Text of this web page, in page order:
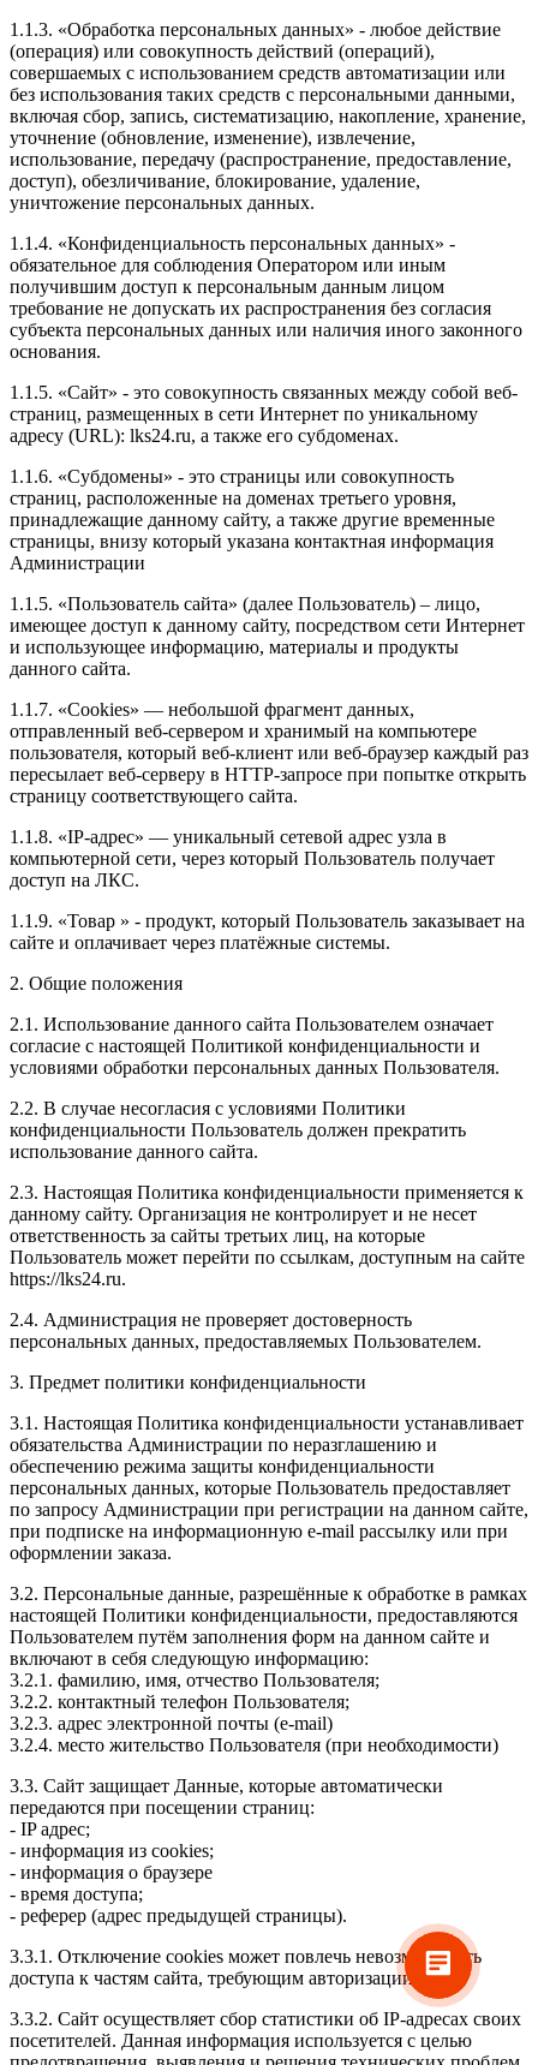
1.1.3. «Обработка персональных данных» - любое действие
(операция) или совокупность действий (операций),
совершаемых с использованием средств автоматизации или
без использования таких средств с персональными данными,
включая сбор, запись, систематизацию, накопление, хранение,
уточнение (обновление, изменение), извлечение,
использование, передачу (распространение, предоставление,
доступ), обезличивание, блокирование, удаление,
уничтожение персональных данных.
1.1.4. «Конфиденциальность персональных данных» -
обязательное для соблюдения Оператором или иным
получившим доступ к персональным данным лицом
требование не допускать их распространения без согласия
субъекта персональных данных или наличия иного законного
основания.
1.1.5. «Сайт» - это совокупность связанных между собой веб-
страниц, размещенных в сети Интернет по уникальному
адресу (URL): lks24.ru, а также его субдоменах.
1.1.6. «Субдомены» - это страницы или совокупность
страниц, расположенные на доменах третьего уровня,
принадлежащие данному сайту, а также другие временные
страницы, внизу который указана контактная информация
Администрации
1.1.5. «Пользователь сайта» (далее Пользователь) – лицо,
имеющее доступ к данному сайту, посредством сети Интернет
и использующее информацию, материалы и продукты
данного сайта.
1.1.7. «Cookies» — небольшой фрагмент данных,
отправленный веб-сервером и хранимый на компьютере
пользователя, который веб-клиент или веб-браузер каждый раз
пересылает веб-серверу в HTTP-запросе при попытке открыть
страницу соответствующего сайта.
1.1.8. «IP-адрес» — уникальный сетевой адрес узла в
компьютерной сети, через который Пользователь получает
доступ на ЛКС.
1.1.9. «Товар » - продукт, который Пользователь заказывает на
сайте и оплачивает через платёжные системы.
2. Общие положения
2.1. Использование данного сайта Пользователем означает
согласие с настоящей Политикой конфиденциальности и
условиями обработки персональных данных Пользователя.
2.2. В случае несогласия с условиями Политики
конфиденциальности Пользователь должен прекратить
использование данного сайта.
2.3. Настоящая Политика конфиденциальности применяется к
данному сайту. Организация не контролирует и не несет
ответственность за сайты третьих лиц, на которые
Пользователь может перейти по ссылкам, доступным на сайте
https://lks24.ru.
2.4. Администрация не проверяет достоверность
персональных данных, предоставляемых Пользователем.
3. Предмет политики конфиденциальности
3.1. Настоящая Политика конфиденциальности устанавливает
обязательства Администрации по неразглашению и
обеспечению режима защиты конфиденциальности
персональных данных, которые Пользователь предоставляет
по запросу Администрации при регистрации на данном сайте,
при подписке на информационную e-mail рассылку или при
оформлении заказа.
3.2. Персональные данные, разрешённые к обработке в рамках
настоящей Политики конфиденциальности, предоставляются
Пользователем путём заполнения форм на данном сайте и
включают в себя следующую информацию:
3.2.1. фамилию, имя, отчество Пользователя;
3.2.2. контактный телефон Пользователя;
3.2.3. адрес электронной почты (e-mail)
3.2.4. место жительство Пользователя (при необходимости)
3.3. Сайт защищает Данные, которые автоматически
передаются при посещении страниц:
- IP адрес;
- информация из cookies;
- информация о браузере
- время доступа;
- реферер (адрес предыдущей страницы).
3.3.1. Отключение cookies может повлечь невозможность
доступа к частям сайта, требующим авторизации.
3.3.2. Сайт осуществляет сбор статистики об IP-адресах своих
посетителей. Данная информация используется с целью